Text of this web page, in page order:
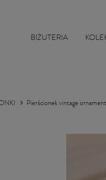
BIŻUTERIA
Pierścionek vintage